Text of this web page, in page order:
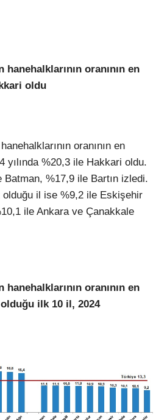
oranının en
oldu
oranının en
yılında %20,3 ile Hakkari oldu.
%17,9 ile Bartın izledi.
olduğu il ise %9,2 ile Eskişehir
ile Ankara ve Çanakkale
oranının en
ilk 10 il, 2024